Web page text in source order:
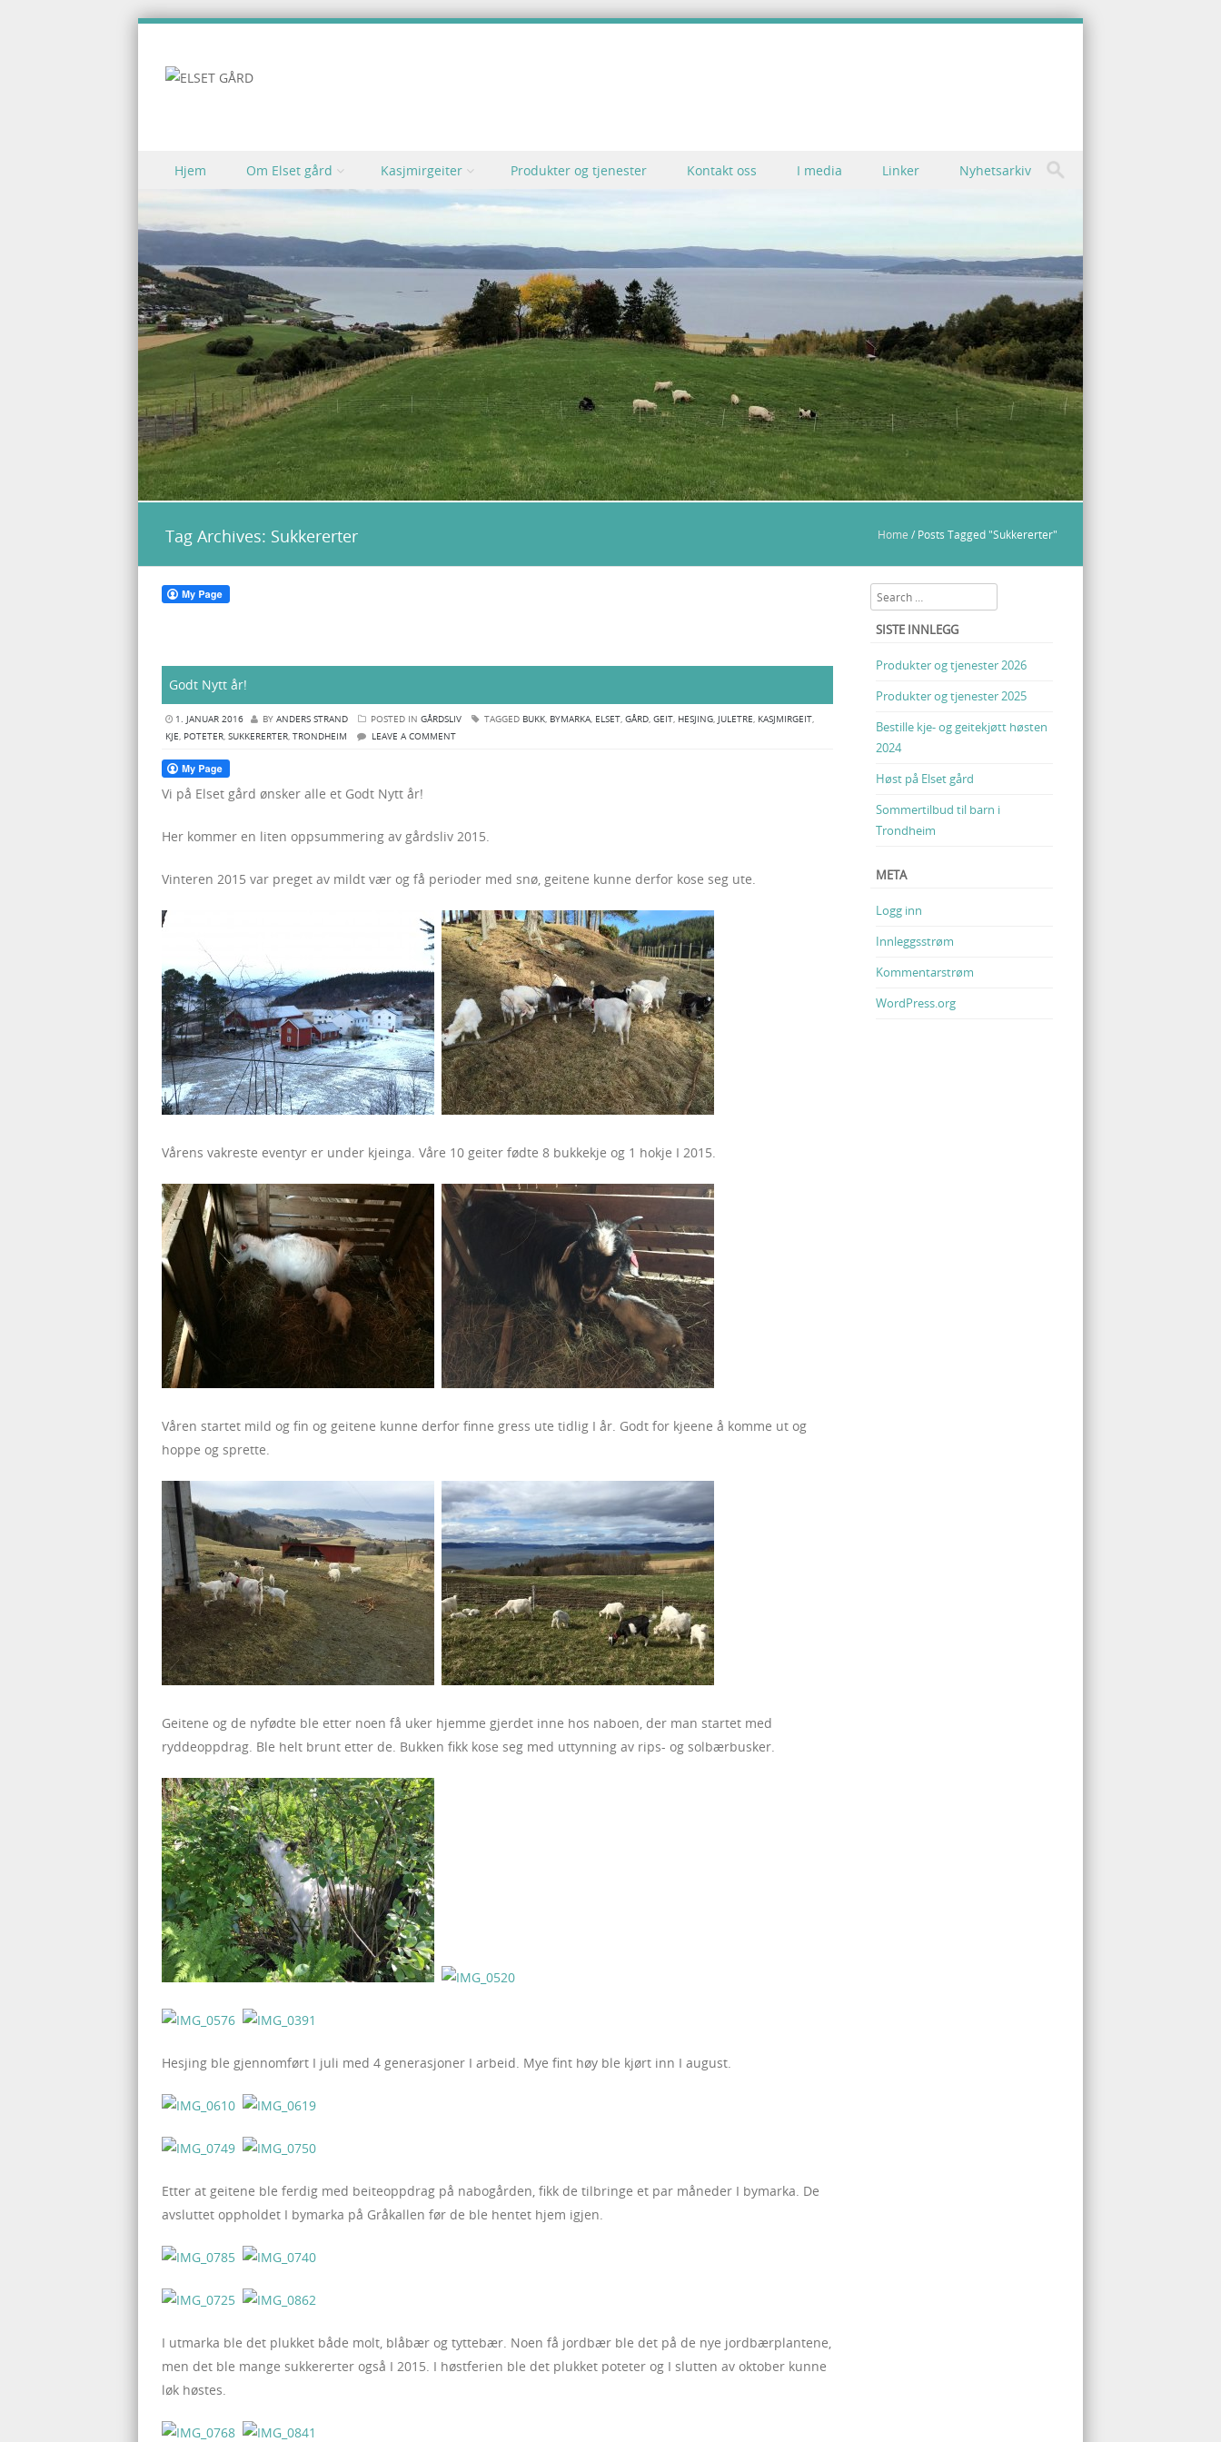
Menu
Skip to content
Hjem Om Elset gård Kasjmirgeiter Produkter og tjenester Kontakt oss I media Linker Nyhetsarkiv
Tag Archives: Sukkererter Home / Posts Tagged "Sukkererter"
Godt Nytt år!
1. JANUAR 2016 BY ANDERS STRAND POSTED IN GÅRDSLIV TAGGED BUKK, BYMARKA, ELSET, GÅRD, GEIT, HESJING, JULETRE, KASJMIRGEIT,
KJE, POTETER, SUKKERERTER, TRONDHEIM LEAVE A COMMENT
Vi på Elset gård ønsker alle et Godt Nytt år!
Her kommer en liten oppsummering av gårdsliv 2015.
Vinteren 2015 var preget av mildt vær og få perioder med snø, geitene kunne derfor kose seg ute.
Vårens vakreste eventyr er under kjeinga. Våre 10 geiter fødte 8 bukkekje og 1 hokje I 2015.
Våren startet mild og fin og geitene kunne derfor finne gress ute tidlig I år. Godt for kjeene å komme ut og
hoppe og sprette.
Geitene og de nyfødte ble etter noen få uker hjemme gjerdet inne hos naboen, der man startet med
ryddeoppdrag. Ble helt brunt etter de. Bukken fikk kose seg med uttynning av rips- og solbærbusker.
Hesjing ble gjennomført I juli med 4 generasjoner I arbeid. Mye fint høy ble kjørt inn I august.
Etter at geitene ble ferdig med beiteoppdrag på nabogården, fikk de tilbringe et par måneder I bymarka. De
avsluttet oppholdet I bymarka på Gråkallen før de ble hentet hjem igjen.
I utmarka ble det plukket både molt, blåbær og tyttebær. Noen få jordbær ble det på de nye jordbærplantene,
men det ble mange sukkererter også I 2015. I høstferien ble det plukket poteter og I slutten av oktober kunne
løk høstes.
Search
SISTE INNLEGG
Produkter og tjenester 2026
Produkter og tjenester 2025
Bestille kje- og geitekjøtt høsten
2024
Høst på Elset gård
Sommertilbud til barn i
Trondheim
META
Logg inn
Innleggsstrøm
Kommentarstrøm
WordPress.org